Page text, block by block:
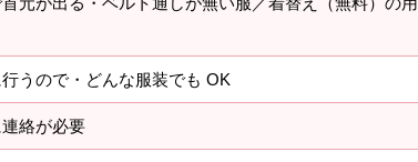
うので・どんな服装でも OK
絡が必要